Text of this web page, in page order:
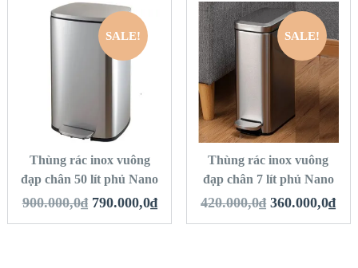
SALE!
QUICK LOOK
VIEW DETAILS
THÊM VÀO GIỎ
HÀNG
Thùng rác inox vuông
đạp chân 50 lít phủ Nano
900.000,0₫ 790.000,0₫
SALE!
QUICK LOOK
VIEW DETAILS
THÊM VÀO GIỎ
HÀNG
Thùng rác inox vuông
đạp chân 7 lít phủ Nano
420.000,0₫ 360.000,0₫